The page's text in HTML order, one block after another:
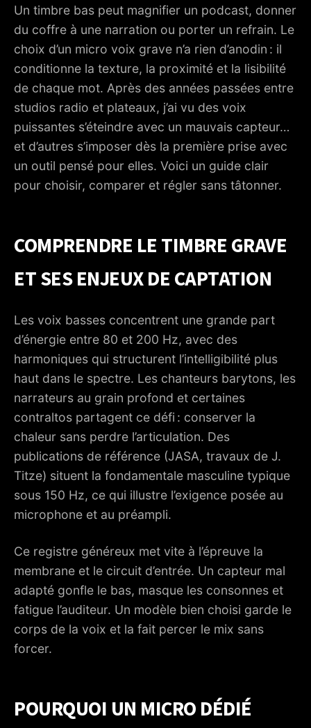
2. POURQUOI UN MICRO DÉDIÉ CHANGE LE RÉSULTAT
DÈS LA PREMIÈRE PRISE
3. DYNAMIQUE, CONDENSATEUR OU RUBAN : QUELLE
TECHNOLOGIE SERT LE MIEUX UNE VOIX BASSE ?
4. LES CRITÈRES D’ACHAT QUI COMPTENT VRAIMENT
POUR UNE VOIX GRAVE
5. MODÈLES RECONNUS POUR FLATTER LES TIMBRES
GRAVES
6. RÉGLAGES ET TECHNIQUE DE PRISE : CE QUI FAIT
GAGNER DES HEURES EN POST‑PROD
8. TROIS CAS CONCRETS OBSERVÉS EN CABINE
9. USB, XLR ET WORKFLOW : QUELLE VOIE CHOISIR
10. PRÉPARER LA PIÈCE : L’INGRÉDIENT DISCRET QUI FAIT
SONNER LE GRAVE
11. CHECK‑LIST EXPRESS AVANT D’ACHETER
12. LE MOT DE L’OPÉRATEUR SON
Un timbre bas peut magnifier un podcast, donner
du coffre à une narration ou porter un refrain. Le
choix d’un micro voix grave n’a rien d’anodin : il
conditionne la texture, la proximité et la lisibilité
de chaque mot. Après des années passées entre
studios radio et plateaux, j’ai vu des voix
puissantes s’éteindre avec un mauvais capteur…
et d’autres s’imposer dès la première prise avec
un outil pensé pour elles. Voici un guide clair
pour choisir, comparer et régler sans tâtonner.
COMPRENDRE LE TIMBRE GRAVE
ET SES ENJEUX DE CAPTATION
Les voix basses concentrent une grande part
d’énergie entre 80 et 200 Hz, avec des
harmoniques qui structurent l’intelligibilité plus
haut dans le spectre. Les chanteurs barytons, les
narrateurs au grain profond et certaines
contraltos partagent ce défi : conserver la
chaleur sans perdre l’articulation. Des
publications de référence (JASA, travaux de J.
Titze) situent la fondamentale masculine typique
sous 150 Hz, ce qui illustre l’exigence posée au
microphone et au préampli.
Ce registre généreux met vite à l’épreuve la
membrane et le circuit d’entrée. Un capteur mal
adapté gonfle le bas, masque les consonnes et
fatigue l’auditeur. Un modèle bien choisi garde le
corps de la voix et la fait percer le mix sans
forcer.
POURQUOI UN MICRO DÉDIÉ